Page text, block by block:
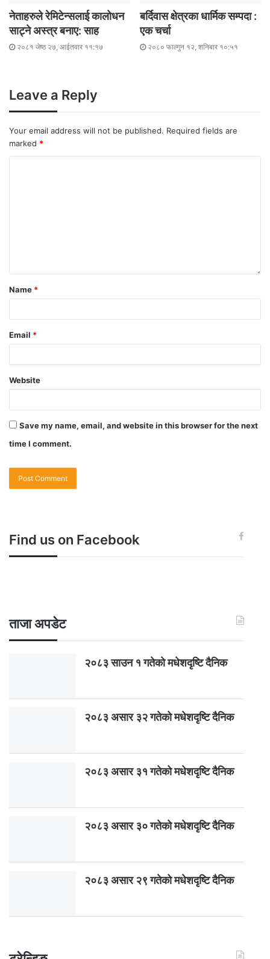
नेताहरुले रेमिटेन्सलाई कालोधन
साट्ने अस्त्र बनाए: साह
२०८१ जेष्ठ २७, आईतवार ११:१७
बर्दिवास क्षेत्रका धार्मिक सम्पदा :
एक चर्चा
२०८० फाल्गुन १२, शनिबार १०:५१
Leave a Reply
Your email address will not be published. Required fields are
marked *
Name *
Email *
Website
Save my name, email, and website in this browser for the next
time I comment.
Find us on Facebook
ताजा अपडेट
२०८३ साउन १ गतेकाे मधेशदृष्टि दैनिक
२०८३ असार ३२ गतेको मधेशदृष्टि दैनिक
२०८३ असार ३१ गतेको मधेशदृष्टि दैनिक
२०८३ असार ३० गतेको मधेशदृष्टि दैनिक
२०८३ असार २९ गतेको मधेशदृष्टि दैनिक